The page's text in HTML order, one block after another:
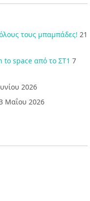
τους μπαμπάδες! 21
space από το ΣΤ1 7
2026
Μαΐου 2026